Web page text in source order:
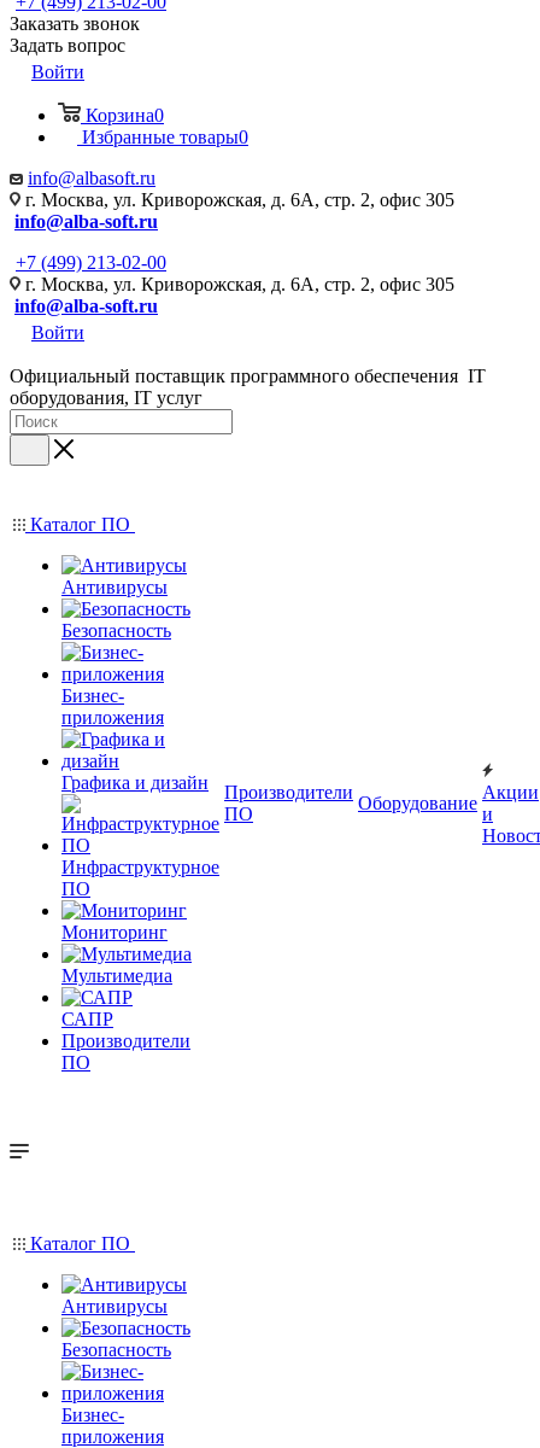
Заказать звонок
Задать вопрос
Войти
Корзина0
Избранные товары0
info@albasoft.ru
г. Москва, ул. Криворожская, д. 6А, стр. 2, офис 305
info@alba-soft.ru
+7 (499) 213-02-00
г. Москва, ул. Криворожская, д. 6А, стр. 2, офис 305
info@alba-soft.ru
Войти
Официальный поставщик программного обеспечения IT
оборудования, IT услуг
Каталог ПО
Антивирусы
Безопасность
Бизнес-
приложения
Графика и дизайн
Инфраструктурное
ПО
Мониторинг
Мультимедиа
САПР
Производители
ПО
Производители
ПО
Оборудование
Акции
и
Каталог ПО
Антивирусы
Безопасность
Бизнес-
приложения